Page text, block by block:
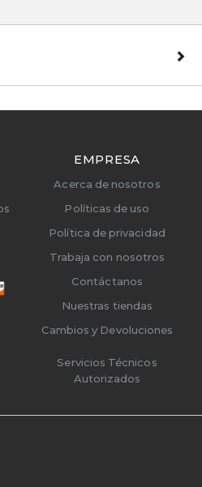
EMPRESA
Acerca de nosotros
Políticas de uso
Política de privacidad
Trabaja con nosotros
Contáctanos
Nuestras tiendas
Cambios y Devoluciones
Servicios Técnicos
Autorizados